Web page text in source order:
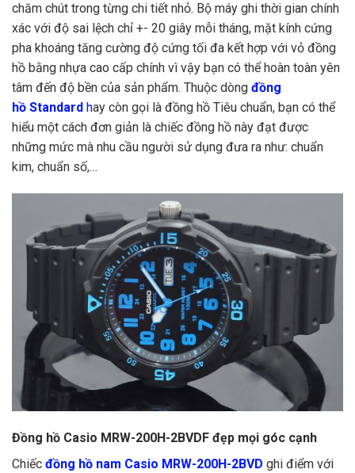
chăm chút trong từng chi tiết nhỏ. Bộ máy ghi thời gian chính
xác với độ sai lệch chỉ +- 20 giây mỗi tháng, mặt kính cứng
pha khoáng tăng cường độ cứng tối đa kết hợp với vỏ đồng
hồ bằng nhựa cao cấp chính vì vậy bạn có thể hoàn toàn yên
tâm đến độ bền của sản phẩm. Thuộc dòng đồng
hồ Standard hay còn gọi là đồng hồ Tiêu chuẩn, bạn có thể
hiểu một cách đơn giản là chiếc đồng hồ này đạt được
những mức mà nhu cầu người sử dụng đưa ra như: chuẩn
kim, chuẩn số,…
Đồng hồ Casio MRW-200H-2BVDF đẹp mọi góc cạnh
Chiếc đồng hồ nam Casio MRW-200H-2BVD ghi điểm với